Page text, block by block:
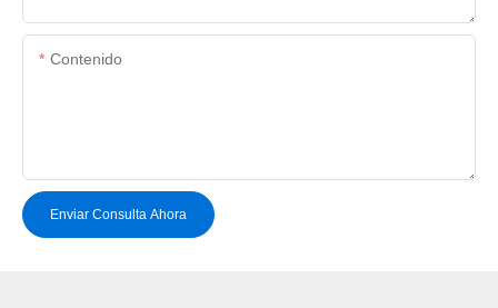
Contenido
Enviar Consulta Ahora